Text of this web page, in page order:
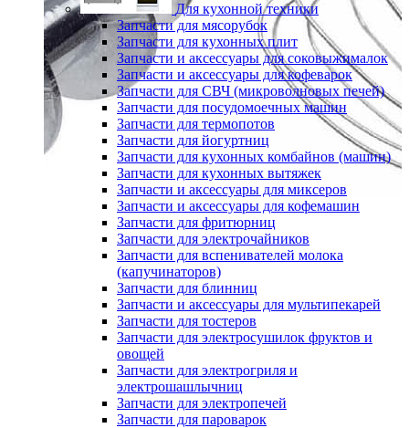
Для кухонной техники
Запчасти для мясорубок
Запчасти для кухонных плит
Запчасти и аксессуары для соковыжималок
Запчасти и аксессуары для кофеварок
Запчасти для СВЧ (микроволновых печей)
Запчасти для посудомоечных машин
Запчасти для термопотов
Запчасти для йогуртниц
Запчасти для кухонных комбайнов (машин)
Запчасти для кухонных вытяжек
Запчасти и аксессуары для миксеров
Запчасти и аксессуары для кофемашин
Запчасти для фритюрниц
Запчасти для электрочайников
Запчасти для вспенивателей молока
(капучинаторов)
Запчасти для блинниц
Запчасти и аксессуары для мультипекарей
Запчасти для тостеров
Запчасти для электросушилок фруктов и
овощей
Запчасти для электрогриля и
электрошашлычниц
Запчасти для электропечей
Запчасти для пароварок